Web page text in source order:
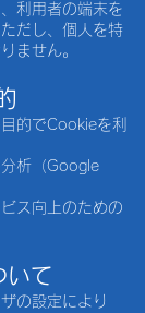
利用者の端末を
だし、個人を特
ません。
的でCookieを利
析（Google
ス向上のための
いて
の設定により